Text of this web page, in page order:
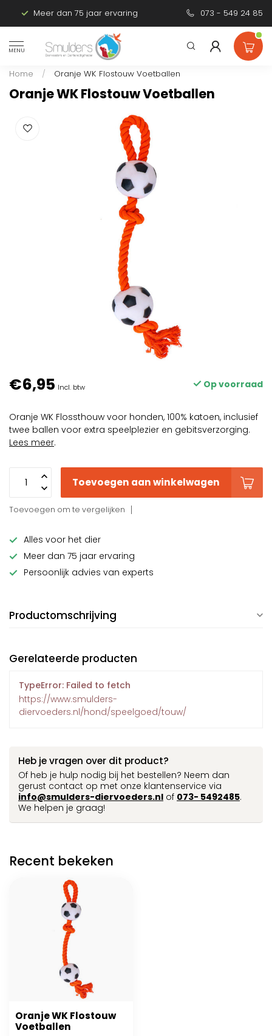
Meer dan 75 jaar ervaring Persoonlijk
073 - 549 24 85
MENU
Home / Oranje WK Flostouw Voetballen
Oranje WK Flostouw Voetballen
€6,95 Incl. btw Op voorraad
Oranje WK Flossthouw voor honden, 100% katoen, inclusief
twee ballen voor extra speelplezier en gebitsverzorging.
Lees meer.
Toevoegen aan winkelwagen
Toevoegen om te vergelijken
Alles voor het dier
Meer dan 75 jaar ervaring
Persoonlijk advies van experts
Productomschrijving
Gerelateerde producten
TypeError: Failed to fetch
https://www.smulders-
diervoeders.nl/hond/speelgoed/touw/
Heb je vragen over dit product?
Of heb je hulp nodig bij het bestellen? Neem dan
gerust contact op met onze klantenservice via
info@smulders-diervoeders.nl of 073- 5492485.
We helpen je graag!
Recent bekeken
Oranje WK Flostouw
Voetballen